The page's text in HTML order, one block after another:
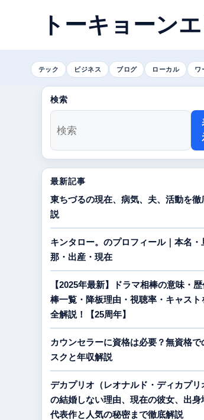
トーキョーン
テック ビジネス ブログ ローカル ワ
検索
最新記事
東ちづるの現在、病気、夫、活動を徹
説
キンタロー。のプロフィール｜本名・
那・出産・現在
【2025年最新】ドラマ相棒の意味・
棒一覧・降板理由・視聴率・キャスト
全解説！【25周年】
カウンセラーに資格は必要？無資格で
スクと年収解説
デカプリオ（レオナルド・ディカプリ
の結婚しない理由、現在の彼女、出身
代表作と人気の秘密まで徹底解説